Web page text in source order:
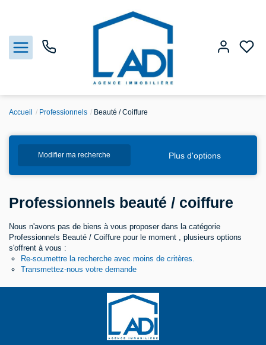
Vendre
Estimation
Agences
Gestion
Contact
Accueil Professionnels Beauté / Coiffure
Modifier ma recherche Plus d'options
Professionnels beauté / coiffure
Nous n'avons pas de biens à vous proposer dans la catégorie
Professionnels Beauté / Coiffure pour le moment , plusieurs options
s'offrent à vous :
Re-soumettre la recherche avec moins de critères.
Transmettez-nous votre demande